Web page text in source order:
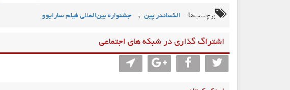
برچسب‌ها: الکساندر پین , جشنواره بین‌المللی فیلم سارایوو
اشتراگ گذاری در شبکه های اجتماعی